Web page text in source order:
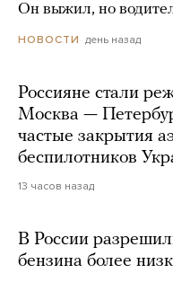
Он выжил, но
НОВОСТИ день назад
Россияне стали
Москва —
частые закрытия
беспилотников
13 часов назад
В России
бензина более